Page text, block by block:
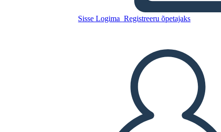
Sisse Logima Registreeru õpetajaks
ESITA SLAIDIESITLUST
LOE MULLE